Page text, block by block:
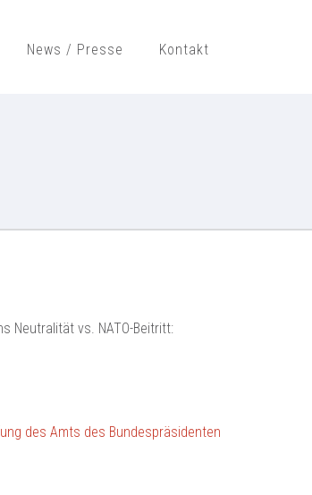
News / Presse Kontakt
Neutralität vs. NATO-Beitritt:
des Amts des Bundespräsidenten